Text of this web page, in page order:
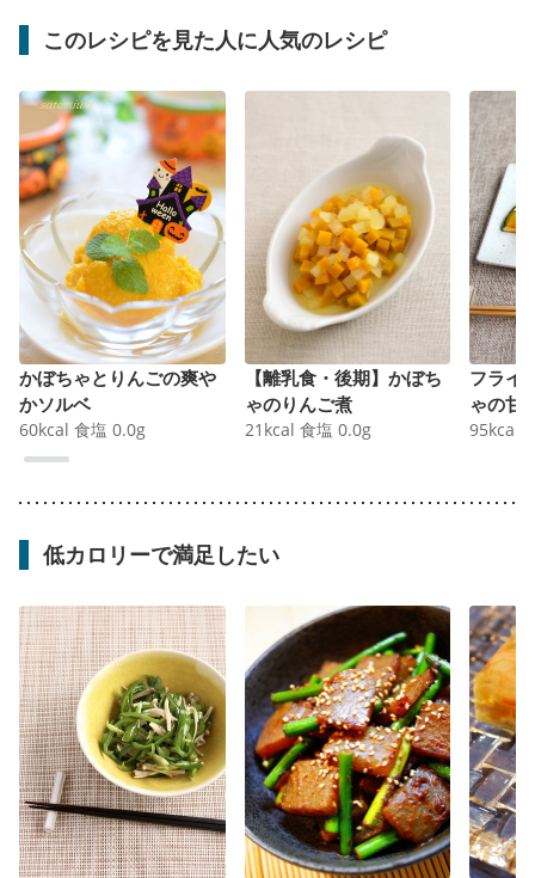
このレシピを見た人に人気のレシピ
かぼちゃとりんごの爽や
かソルベ
60kcal 食塩 0.0g
【離乳食・後期】かぼち
ゃのりんご煮
21 kcal 食塩 0.0g
フライ
ゃの甘
95kcal
低カロリーで満足したい